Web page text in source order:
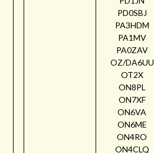
PD0SBJ
PA3HDM
PA1MV
PA0ZAV
OZ/DA6UU
OT2X
ON8PL
ON7XF
ON6VA
ON6ME
ON4RO
ON4CLQ